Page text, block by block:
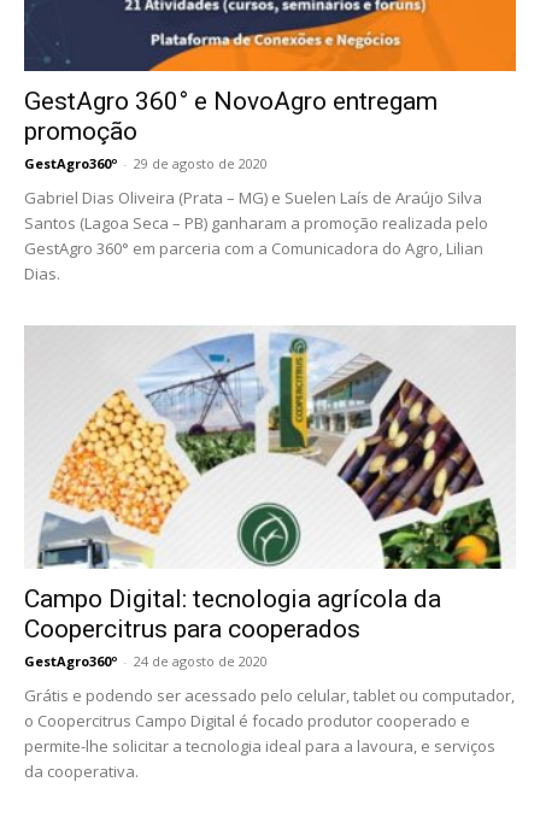
GestAgro 360° e NovoAgro entregam
promoção
GestAgro360º - 29 de agosto de 2020
Gabriel Dias Oliveira (Prata – MG) e Suelen Laís de Araújo Silva
Santos (Lagoa Seca – PB) ganharam a promoção realizada pelo
GestAgro 360° em parceria com a Comunicadora do Agro, Lilian
Dias.
Campo Digital: tecnologia agrícola da
Coopercitrus para cooperados
GestAgro360º - 24 de agosto de 2020
Grátis e podendo ser acessado pelo celular, tablet ou computador,
o Coopercitrus Campo Digital é focado produtor cooperado e
permite-lhe solicitar a tecnologia ideal para a lavoura, e serviços
da cooperativa.